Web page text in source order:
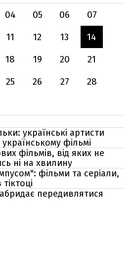
04 05 06
07
11 12 13
14
18 19 20
21
25 26 27
28
українські артисти
фільмі
фільмів, від яких не
ні на хвилину
фільми та серіали,
передивлятися